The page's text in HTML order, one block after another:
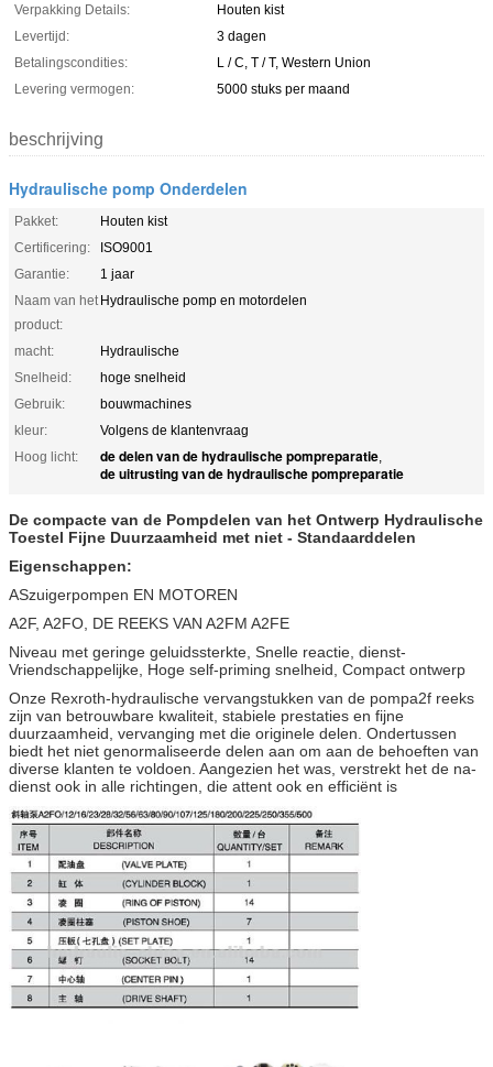
Verpakking Details:
Houten kist
Levertijd:
3 dagen
Betalingscondities:
L / C, T / T, Western Union
Levering vermogen:
5000 stuks per maand
beschrijving
Hydraulische pomp Onderdelen
Pakket:
Houten kist
Certificering:
ISO9001
Garantie:
1 jaar
Naam van het
product:
Hydraulische pomp en motordelen
macht:
Hydraulische
Snelheid:
hoge snelheid
Gebruik:
bouwmachines
kleur:
Volgens de klantenvraag
Hoog licht:
de delen van de hydraulische pompreparatie,
de uitrusting van de hydraulische pompreparatie
De compacte van de Pompdelen van het Ontwerp Hydraulische
Toestel Fijne Duurzaamheid met niet - Standaarddelen
Eigenschappen:
ASzuigerpompen EN MOTOREN
A2F, A2FO, DE REEKS VAN A2FM A2FE
Niveau met geringe geluidssterkte, Snelle reactie, dienst-
Vriendschappelijke, Hoge self-priming snelheid, Compact ontwerp
Onze Rexroth-hydraulische vervangstukken van de pompa2f reeks
zijn van betrouwbare kwaliteit, stabiele prestaties en fijne
duurzaamheid, vervanging met die originele delen. Ondertussen
biedt het niet genormaliseerde delen aan om aan de behoeften van
diverse klanten te voldoen. Aangezien het was, verstrekt het de na-
dienst ook in alle richtingen, die attent ook en efficiënt is